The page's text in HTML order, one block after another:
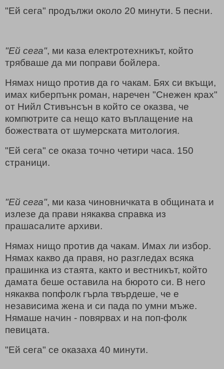
"Ей сега" продължи около 20 минути. 5 песни.
"Ей сега", ми каза електротехникът, който
трябваше да ми поправи бойлера.
Нямах нищо против да го чакам. Бях си вкъщи,
имах киберпънк роман, наречен "Снежен крах"
от Нийл Стивънсън в който се оказва, че
компютрите са нещо като въплащение на
божествата от шумерската митология.
"Ей сега" се оказа точно четири часа. 150
страници.
"Ей сега", ми каза чиновничката в общината и
излезе да прави някаква справка из
прашасалите архиви.
Нямах нищо против да чакам. Имах ли избор.
Нямах какво да правя, но разгледах всяка
прашинка из стаята, както и вестникът, който
дамата беше оставила на бюрото си. В него
някаква попфолк гърла твърдеше, че е
независима жена и си пада по умни мъже.
Нямаше начин - повярвах и на поп-фолк
певицата.
"Ей сега" се оказаха 40 минути.